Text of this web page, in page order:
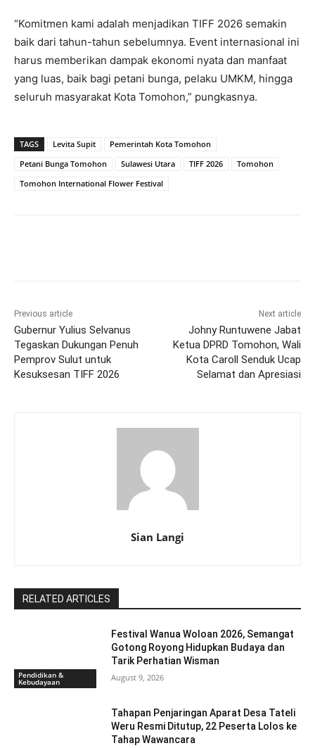
“Komitmen kami adalah menjadikan TIFF 2026 semakin
baik dari tahun-tahun sebelumnya. Event internasional ini
harus memberikan dampak ekonomi nyata dan manfaat
yang luas, baik bagi petani bunga, pelaku UMKM, hingga
seluruh masyarakat Kota Tomohon,” pungkasnya.
TAGS Levita Supit
Pemerintah Kota Tomohon
Petani Bunga Tomohon
Sulawesi Utara TIFF 2026
Tomohon
Tomohon International Flower Festival
Previous article
Gubernur Yulius Selvanus
Tegaskan Dukungan Penuh
Pemprov Sulut untuk
Kesuksesan TIFF 2026
Next article
Johny Runtuwene Jabat
Ketua DPRD Tomohon, Wali
Kota Caroll Senduk Ucap
Selamat dan Apresiasi
Sian Langi
RELATED ARTICLES
Pendidikan &
Kebudayaan
Festival Wanua Woloan 2026, Semangat
Gotong Royong Hidupkan Budaya dan
Tarik Perhatian Wisman
August 9, 2026
Tahapan Penjaringan Aparat Desa Tateli
Weru Resmi Ditutup, 22 Peserta Lolos ke
Tahap Wawancara